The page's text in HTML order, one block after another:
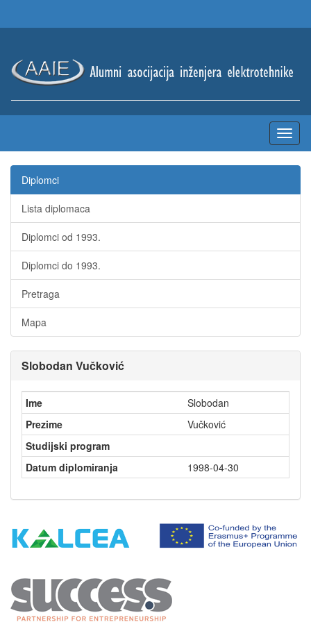
Diplomci
Lista diplomaca
Diplomci od 1993.
Diplomci do 1993.
Pretraga
Mapa
Slobodan Vučković
Ime
Slobodan
Prezime
Vučković
Studijski program
Datum diplomiranja
1998-04-30